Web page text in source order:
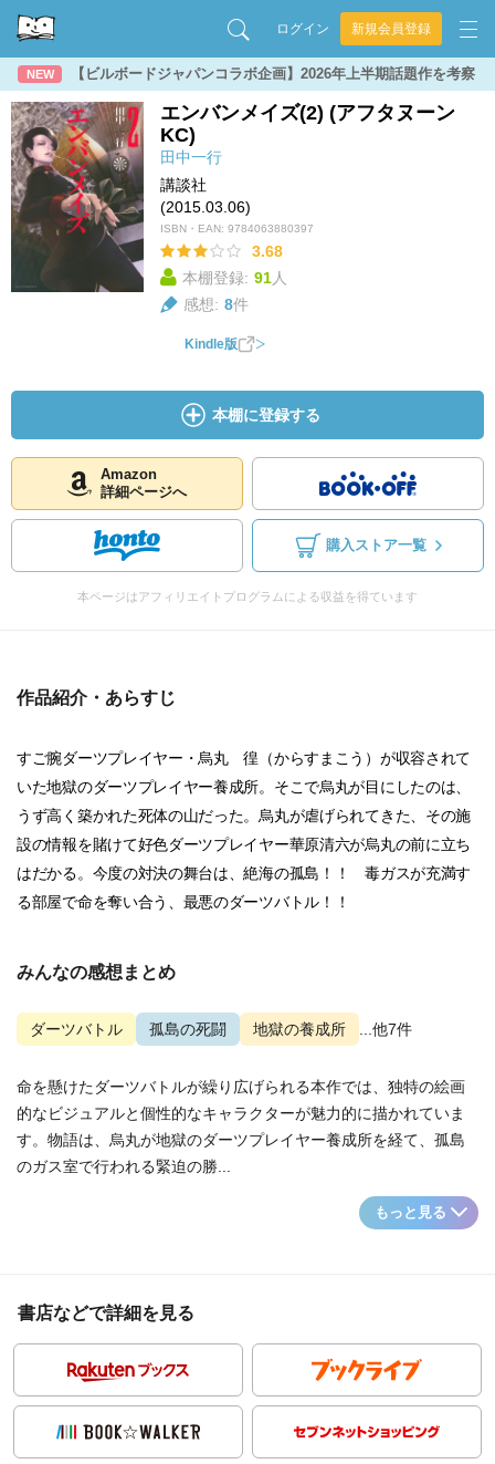
ログイン 新規会員登録
NEW 【ビルボードジャパンコラボ企画】2026年上半期話題作を考察
エンバンメイズ(2) (アフタヌーン
KC)
田中一行
講談社
(2015.03.06)
ISBN・EAN: 9784063880397
3.68
本棚登録: 91人
感想: 8件
Kindle版
本棚に登録する
Amazon
詳細ページへ
購入ストア一覧
本ページはアフィリエイトプログラムによる収益を得ています
作品紹介・あらすじ
すご腕ダーツプレイヤー・烏丸 徨（からすまこう）が収容されて
いた地獄のダーツプレイヤー養成所。そこで烏丸が目にしたのは、
うず高く築かれた死体の山だった。烏丸が虐げられてきた、その施
設の情報を賭けて好色ダーツプレイヤー華原清六が烏丸の前に立ち
はだかる。今度の対決の舞台は、絶海の孤島！！ 毒ガスが充満す
る部屋で命を奪い合う、最悪のダーツバトル！！
みんなの感想まとめ
ダーツバトル 孤島の死闘 地獄の養成所 ...他7件
命を懸けたダーツバトルが繰り広げられる本作では、独特の絵画
的なビジュアルと個性的なキャラクターが魅力的に描かれていま
す。物語は、烏丸が地獄のダーツプレイヤー養成所を経て、孤島
のガス室で行われる緊迫の勝...
もっと見る
書店などで詳細を見る